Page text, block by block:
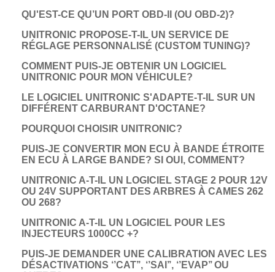
QU'EST-CE QU’UN PORT OBD-II (OU OBD-2)?
UNITRONIC PROPOSE-T-IL UN SERVICE DE
RÉGLAGE PERSONNALISÉ (CUSTOM TUNING)?
COMMENT PUIS-JE OBTENIR UN LOGICIEL
UNITRONIC POUR MON VÉHICULE?
LE LOGICIEL UNITRONIC S'ADAPTE-T-IL SUR UN
DIFFÉRENT CARBURANT D'OCTANE?
POURQUOI CHOISIR UNITRONIC?
PUIS-JE CONVERTIR MON ECU À BANDE ÉTROITE
EN ECU À LARGE BANDE? SI OUI, COMMENT?
UNITRONIC A-T-IL UN LOGICIEL STAGE 2 POUR 12V
OU 24V SUPPORTANT DES ARBRES À CAMES 262
OU 268?
UNITRONIC A-T-IL UN LOGICIEL POUR LES
INJECTEURS 1000CC +?
PUIS-JE DEMANDER UNE CALIBRATION AVEC LES
DÉSACTIVATIONS ‘’CAT’’, ‘’SAI’’, ‘’EVAP’’ OU